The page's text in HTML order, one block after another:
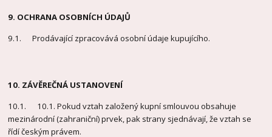
9. OCHRANA OSOBNÍCH ÚDAJŮ
9.1. Prodávající zpracovává osobní údaje kupujícího.
10. ZÁVĚREČNÁ USTANOVENÍ
10.1. 10.1. Pokud vztah založený kupní smlouvou obsahuje
mezinárodní (zahraniční) prvek, pak strany sjednávají, že vztah se
řídí českým právem.